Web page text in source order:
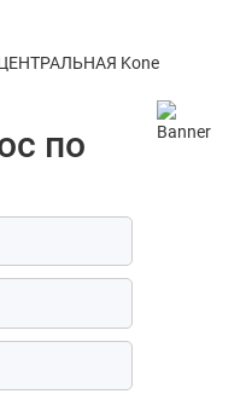
Kone
по